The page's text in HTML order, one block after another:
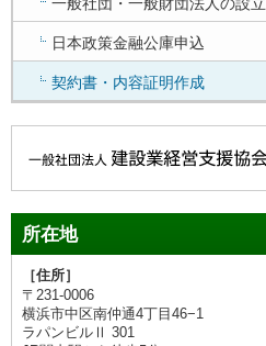
日本政策金融公庫申込
契約書・内容証明作成
所在地
［住所］
〒231-0006
横浜市中区南仲通4丁目46−1
ラパンビルⅡ 301